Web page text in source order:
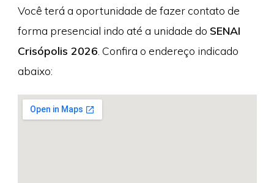
Você terá a oportunidade de fazer contato de
forma presencial indo até a unidade do SENAI
Crisópolis 2026 . Confira o endereço indicado
abaixo: